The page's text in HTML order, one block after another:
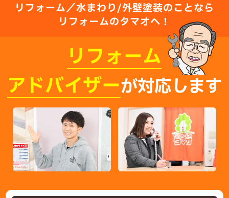
リフォーム／水まわり/外壁塗装のことなら
リフォームのタマオへ！
リフォーム
アドバイザーが対応します